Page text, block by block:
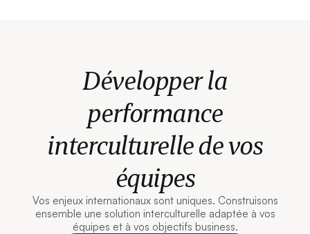
Développer la
performance
interculturelle de vos
équipes
Vos enjeux internationaux sont uniques. Construisons
ensemble une solution interculturelle adaptée à vos
équipes et à vos objectifs business.